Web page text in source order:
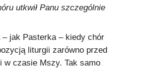
utkwił Panu szczególnie
jak Pasterka – kiedy chór
liturgii zarówno przed
w czasie Mszy. Tak samo